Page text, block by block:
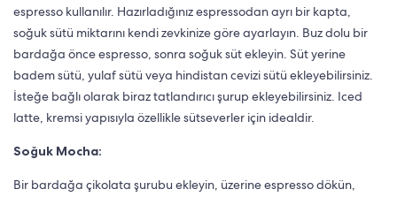
espresso kullanılır. Hazırladığınız espressodan ayrı bir kapta,
soğuk sütü miktarını kendi zevkinize göre ayarlayın. Buz dolu bir
bardağa önce espresso, sonra soğuk süt ekleyin. Süt yerine
badem sütü, yulaf sütü veya hindistan cevizi sütü ekleyebilirsiniz.
İsteğe bağlı olarak biraz tatlandırıcı şurup ekleyebilirsiniz. Iced
latte, kremsi yapısıyla özellikle sütseverler için idealdir.
Soğuk Mocha:
Bir bardağa çikolata şurubu ekleyin, üzerine espresso dökün,